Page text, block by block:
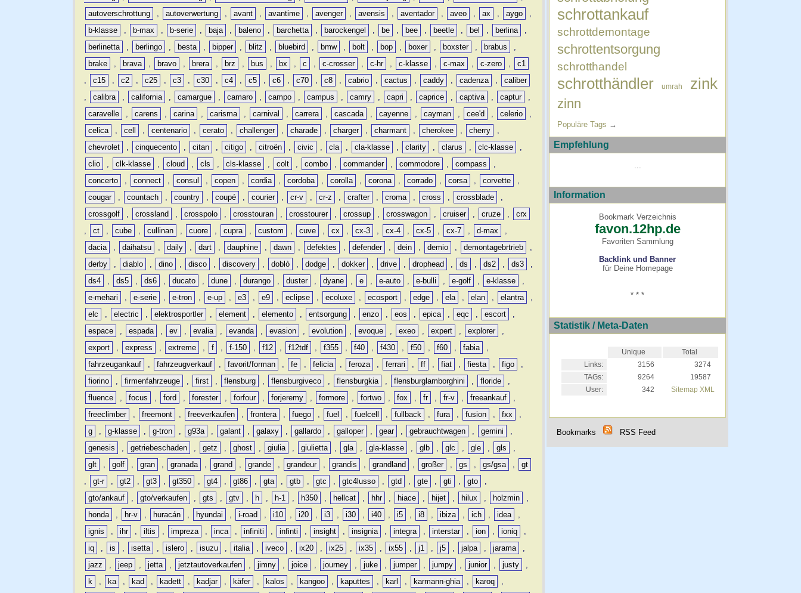
autoverschrottung
, autoverwertung , avant , avantime , avenger , avensis , aventador , aveo , ax , aygo
,
b-klasse
, b-max , b-serie , baja , baleno , barchetta , barockengel , be , bee , beetle , bel , berlina
,
berlinetta
, berlingo , besta , bipper , blitz , bluebird , bmw , bolt , bop , boxer , boxster , brabus
,
brake
, brava , bravo , brera , brz , bus , bx , c , c-crosser , c-hr , c-klasse , c-max , c-zero ,
c1
,
c15 , c2 , c25 , c3 , c30 , c4 , c5 , c6 , c70 , c8 , cabrio , cactus , caddy , cadenza ,
caliber
,
calibra , california , camargue , camaro , campo , campus , camry , capri , caprice , captiva , captur
,
caravelle
, carens , carina , carisma , carnival , carrera , cascada , cayenne , cayman , cee'd , celerio
,
celica
, cell , centenario , cerato , challenger , charade , charger , charmant , cherokee , cherry
,
chevrolet
, cinquecento , citan , citigo , citroën , civic , cla , cla-klasse , clarity , clarus , clc-klasse
,
clio
, clk-klasse , cloud , cls , cls-klasse , colt , combo , commander , commodore , compass
,
concerto
, connect , consul , copen , cordia , cordoba , corolla , corona , corrado , corsa , corvette
,
cougar
, countach , country , coupé , courier , cr-v , cr-z , crafter , croma , cross , crossblade
,
crossgolf
, crossland , crosspolo , crosstouran , crosstourer , crossup , crosswagon , cruiser , cruze ,
crx
,
ct , cube , cullinan , cuore , cupra , custom , cuve , cx , cx-3 , cx-4 , cx-5 , cx-7 , d-max
,
dacia
, daihatsu , daily , dart , dauphine , dawn , defektes , defender , dein , demio , demontagebrtrieb
,
derby
, diablo , dino , disco , discovery , doblò , dodge , dokker , drive , drophead , ds , ds2 , ds3
,
ds4
, ds5 , ds6 , ducato , dune , durango , duster , dyane , e , e-auto , e-bulli , e-golf , e-klasse
,
e-mehari
, e-serie , e-tron , e-up , e3 , e9 , eclipse , ecoluxe , ecosport , edge , ela , elan , elantra
,
elc
, electric , elektrosportler , element , elemento , entsorgung , enzo , eos , epica , eqc , escort
,
espace
, espada , ev , evalia , evanda , evasion , evolution , evoque , exeo , expert , explorer
,
export
, express , extreme , f , f-150 , f12 , f12tdf , f355 , f40 , f430 , f50 , f60 , fabia
,
fahrzeugankauf
, fahrzeugverkauf , favorit/forman , fe , felicia , feroza , ferrari , ff , fiat , fiesta , figo
,
fiorino
, firmenfahrzeuge , first , flensburg , flensburgiveco , flensburgkia , flensburglamborghini , floride
,
fluence
, focus , ford , forester , forfour , forjeremy , formore , fortwo , fox , fr , fr-v , freeankauf
,
freeclimber
, freemont , freeverkaufen , frontera , fuego , fuel , fuelcell , fullback , fura , fusion , fxx
,
g
, g-klasse , g-tron , g93a , galant , galaxy , gallardo , galloper , gear , gebrauchtwagen , gemini
,
genesis
, getriebeschaden , getz , ghost , giulia , giulietta , gla , gla-klasse , glb , glc , gle , gls
,
glt
, golf , gran , granada , grand , grande , grandeur , grandis , grandland , großer , gs , gs/gsa ,
gt
,
gt-r , gt2 , gt3 , gt350 , gt4 , gt86 , gta , gtb , gtc , gtc4lusso , gtd , gte , gti , gto
,
gto/ankauf
, gto/verkaufen , gts , gtv , h , h-1 , h350 , hellcat , hhr , hiace , hijet , hilux , holzmin
,
honda
, hr-v , huracán , hyundai , i-road , i10 , i20 , i3 , i30 , i40 , i5 , i8 , ibiza , ich , idea
,
ignis
, ihr , iltis , impreza , inca , infiniti , infinti , insight , insignia , integra , interstar , ion , ioniq
,
iq
, is , isetta , islero , isuzu , italia , iveco , ix20 , ix25 , ix35 , ix55 , j1 , j5 , jalpa , jarama
,
jazz
, jeep , jetta , jetztautoverkaufen , jimny , joice , journey , juke , jumper , jumpy , junior , justy
,
k
, ka , kad , kadett , kadjar , käfer , kalos , kangoo , kaputtes , karl , karmann-ghia , karoq
,
schrottankauf
schrottdemontage
schrottentsorgung
schrotthandel
schrotthändler umrah zink
zinn
Populäre Tags →
Empfehlung
Information
Bookmark Verzeichnis
favon.12hp.de
Favoriten Sammlung
Backlink und Banner
für Deine Homepage
* * *
Statistik / Meta-Daten
Unique
Total
Links:
3156
3274
TAGs:
9264
19587
User:
342 Sitemap XML
Bookmarks RSS Feed